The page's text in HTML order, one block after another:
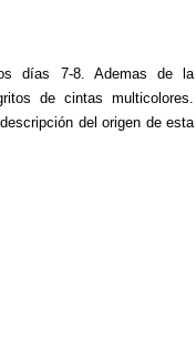
días 7-8. Ademas de la
de cintas multicolores.
del origen de esta